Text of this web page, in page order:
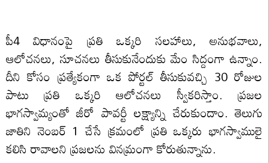
పీ4 విధానంపై ప్రతి ఒక్కరి సలహాలు, అనుభవాలు,
ఆలోచనలు, సూచనలు తీసుకునేందుకు మేం సిద్దంగా ఉన్నాం.
దీని కోసం ప్రత్యేకంగా ఒక పోర్టల్ తీసుకువచ్చి 30 రోజుల
పాటు ప్రతి ఒక్కరి ఆలోచనలు స్వీకరిస్తాం. ప్రజల
భాగస్వామ్యంతో జీరో పావర్టీ లక్ష్యాన్ని చేరుకుందాం. తెలుగు
జాతిని నెంబర్ 1 చేసే క్రమంలో ప్రతి ఒక్కరు భాగస్వాములై
కలిసి రావాలని ప్రజలను వినమ్రంగా కోరుతున్నాను.